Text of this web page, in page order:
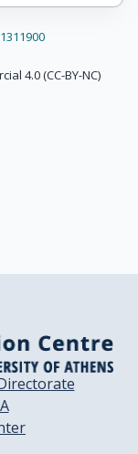
4.0 (CC-BY-NC)